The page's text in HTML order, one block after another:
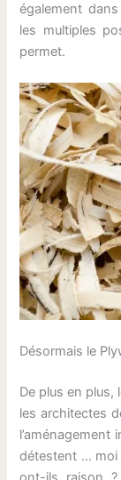
également
les multiples
permet.
Désormais le
De plus en plus,
les architectes
détestent … moi